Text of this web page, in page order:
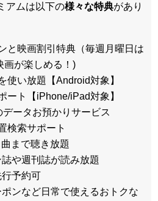
アムは以下の様々な特典があり
と映画割引特典（毎週月曜日は
画が楽しめる！)
使い放題【Android対象】
ート【iPhone/iPad対象】
ータお預かりサービス
検索サポート
まで聴き放題
や週刊誌が読み放題
予約可
ンなど日常で使えるおトクな